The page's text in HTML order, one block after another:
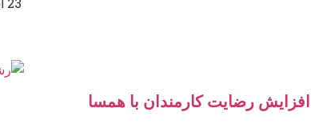
افزایش رضایت کارمندان با همسا